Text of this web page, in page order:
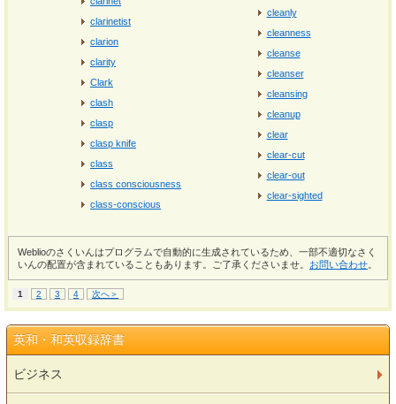
clarinetist
clarion
clarity
Clark
clash
clasp
clasp knife
class
class consciousness
class-conscious
cleanly
cleanness
cleanse
cleanser
cleansing
cleanup
clear
clear-cut
clear-out
clear-sighted
Weblioのさくいんはプログラムで自動的に生成されているため、一部不適切なさく
いんの配置が含まれていることもあります。ご了承くださいませ。 お問い合わせ
1 2 3 4 次へ＞
英和・和英収録辞書
ビジネス